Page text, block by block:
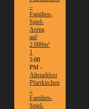
–
Familien-
Spiel-
Arena
auf
2.000m²
1
5:00
PM -
Altstadtfest
Pfarrkirchen
–
Familien-
Spiel-